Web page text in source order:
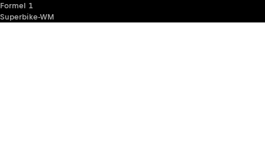
Formel 1
Superbike-WM